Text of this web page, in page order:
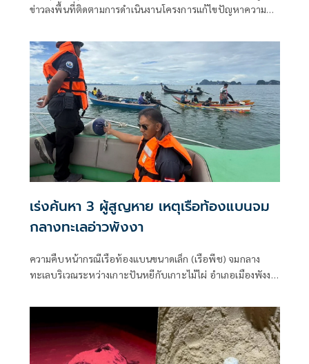
ข่าวลงพื้นที่ติดตามการดำเนินงานโครงการแก้ไขปัญหาความ
บริหารพื้นที่อนุรักษ์ที่ 5 (นครศรีธรรมราช) กรมอุทยานแห่ง
ชาติ สัตว์ป่า และพันธุ์พืช ดำเนินการควบคุมประชากรลิงแสม
ด้วยวิธีการทำหมัน เพื่อแก้ไขปัญหาลิงเพิ่มจำนวนอย่างรวดเร็ว
ลดผลกระทบต่อประชาชน นักท่องเที่ยว และป้องกันการแพร่
กระจายของโรคติดต่อจากลิงสู่คน
เร่งค้นหา 3 ผู้สูญหาย เหตุเรือท้องแบนจม
กลางทะเลอ่าวพังงา
ความคืบหน้ากรณีเรือท้องแบนขนาดเล็ก (เรือพีช) จมกลาง
ทะเลบริเวณระหว่างเกาะปันหยีกับเกาะไม้ไผ่ อำเภอเมืองพังงา
สูญหาย 3 ราย ได้แก่นายนุสรณ์ เจนไพร (โสด) อายุ 71 ปี
นางสาวอารียา กาหลง (ฮูดา) อายุ 27 ปี และนายปฏิวัติ บุญ
ยัษเฐียร (อี๊ด) อายุ 65 ปี